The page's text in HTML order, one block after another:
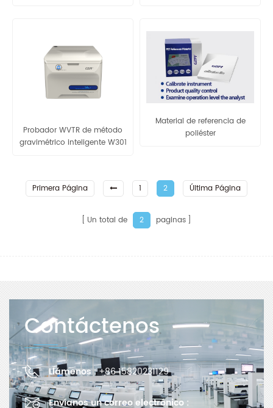
Probador WVTR de método
gravimétrico inteligente W301
Material de referencia de
poliéster
Primera Página 1 2 Última Página
Un total de 2 paginas
Contáctenos
Llámenos :+86 15820231129
Envíanos un correo electrónico :